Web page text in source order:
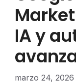
IA y
marzo 24, 2026